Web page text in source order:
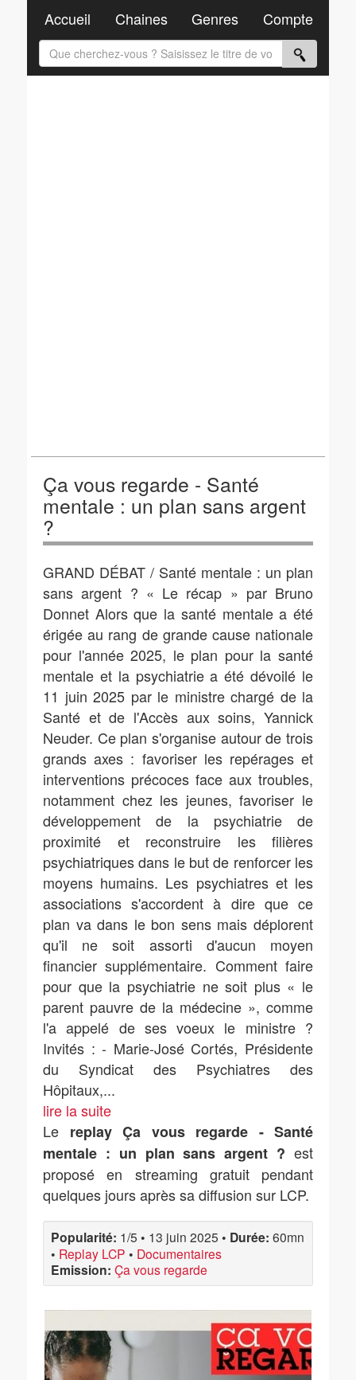
Ça vous regarde - Santé
mentale : un plan sans argent
?
GRAND DÉBAT / Santé mentale : un plan
sans argent ? « Le récap » par Bruno
Donnet Alors que la santé mentale a été
érigée au rang de grande cause nationale
pour l'année 2025, le plan pour la santé
mentale et la psychiatrie a été dévoilé le
11 juin 2025 par le ministre chargé de la
Santé et de l'Accès aux soins, Yannick
Neuder. Ce plan s'organise autour de trois
grands axes : favoriser les repérages et
interventions précoces face aux troubles,
notamment chez les jeunes, favoriser le
développement de la psychiatrie de
proximité et reconstruire les filières
psychiatriques dans le but de renforcer les
moyens humains. Les psychiatres et les
associations s'accordent à dire que ce
plan va dans le bon sens mais déplorent
qu'il ne soit assorti d'aucun moyen
financier supplémentaire. Comment faire
pour que la psychiatrie ne soit plus « le
parent pauvre de la médecine », comme
l'a appelé de ses voeux le ministre ?
Invités : - Marie-José Cortés, Présidente
du Syndicat des Psychiatres des
Hôpitaux,...
lire la suite
Le replay Ça vous regarde - Santé
mentale : un plan sans argent ? est
proposé en streaming gratuit pendant
quelques jours après sa diffusion sur LCP.
Popularité: 1/5 • 13 juin 2025 • Durée: 60mn
• Replay LCP • Documentaires
Emission: Ça vous regarde
Accueil Chaines Genres Compte